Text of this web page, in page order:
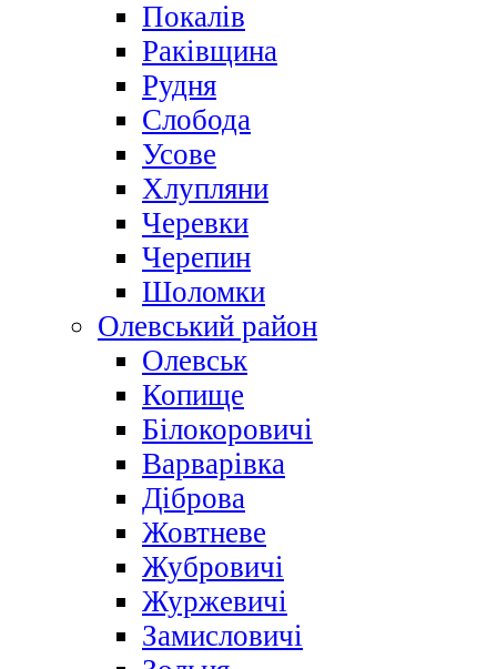
Покалів
Раківщина
Рудня
Слобода
Усове
Хлупляни
Черевки
Черепин
Шоломки
Олевський район
Олевськ
Копище
Білокоровичі
Варварівка
Діброва
Жовтневе
Жубровичі
Журжевичі
Замисловичі